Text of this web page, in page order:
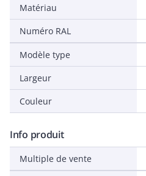
Matériau
Numéro RAL
Modèle type
Largeur
Couleur
Info produit
Multiple de vente